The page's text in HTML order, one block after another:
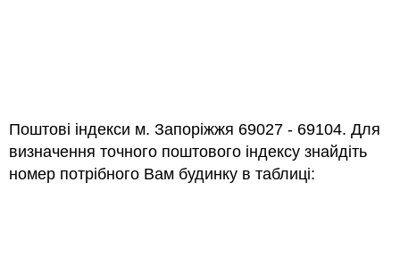
Поштові індекси м. Запоріжжя 69027 - 69104. Для
визначення точного поштового індексу знайдіть
номер потрібного Вам будинку в таблиці: